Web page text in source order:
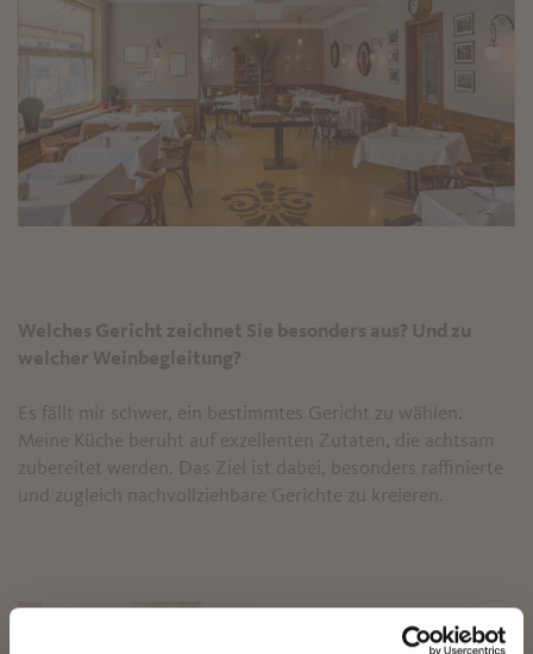
Welches Gericht zeichnet Sie besonders aus? Und zu
welcher Weinbegleitung?
Es fällt mir schwer, ein bestimmtes Gericht zu wählen.
Meine Küche beruht auf exzellenten Zutaten, die achtsam
zubereitet werden. Das Ziel ist dabei, besonders raffinierte
und zugleich nachvollziehbare Gerichte zu kreieren.
✖